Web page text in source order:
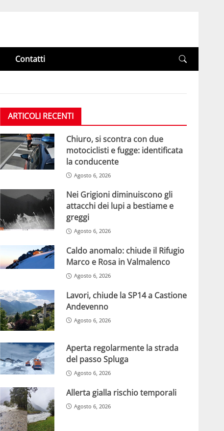
Contatti
ARTICOLI RECENTI
Chiuro, si scontra con due
motociclisti e fugge: identificata
la conducente
Agosto 6, 2026
Nei Grigioni diminuiscono gli
attacchi dei lupi a bestiame e
greggi
Agosto 6, 2026
Caldo anomalo: chiude il Rifugio
Marco e Rosa in Valmalenco
Agosto 6, 2026
Lavori, chiude la SP14 a Castione
Andevenno
Agosto 6, 2026
Aperta regolarmente la strada
del passo Spluga
Agosto 6, 2026
Allerta gialla rischio temporali
Agosto 6, 2026